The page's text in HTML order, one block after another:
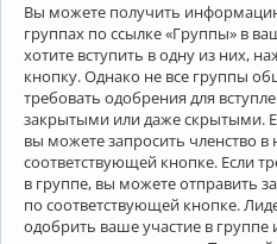
Вы можете получить
группах по ссылке «Группы» в
хотите вступить в одну из них,
кнопку. Однако не все группы
требовать одобрения для
закрытыми или даже скрытыми.
вы можете запросить членство в
соответствующей кнопке. Если
в группе, вы можете отправить
по соответствующей кнопке.
одобрить ваше участие в